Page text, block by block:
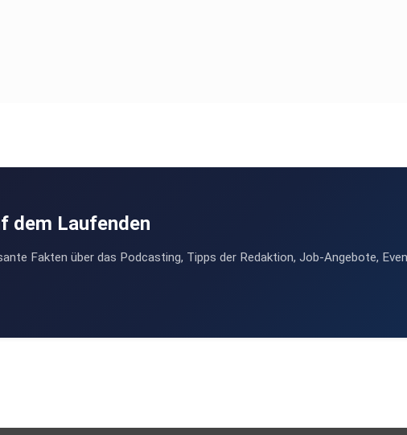
dem Laufenden
Fakten über das Podcasting, Tipps der Redaktion, Job-Angebote,